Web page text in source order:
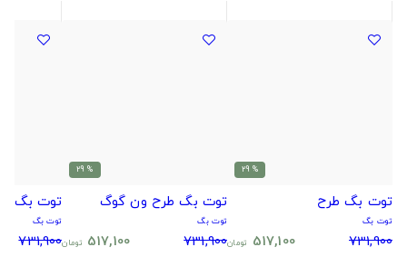
% 29
توت بگ طرح
توت بگ
731,900
517,100 تومان
% 29
توت بگ طرح ون گوگ
توت بگ
731,900
517,100 تومان
توت بگ
توت بگ
731,900